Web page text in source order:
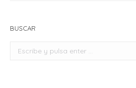
BUSCAR
Buscar: